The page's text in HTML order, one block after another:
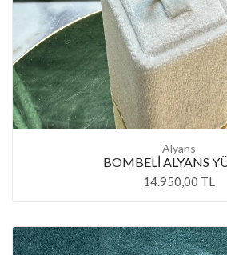
Alyans
BOMBELİ ALYANS
14.950,00 TL